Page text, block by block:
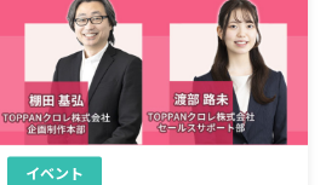
イベント